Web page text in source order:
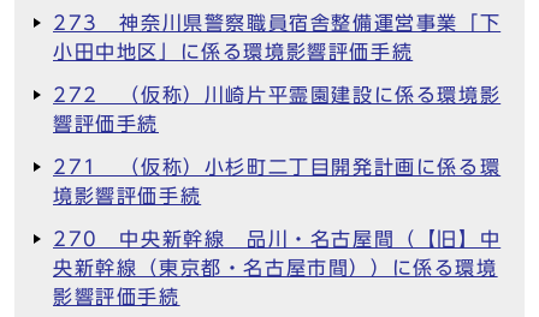
273 神奈川県警察職員宿舎整備運営事業「下
小田中地区」に係る環境影響評価手続
272 （仮称）川崎片平霊園建設に係る環境影
響評価手続
271 （仮称）小杉町二丁目開発計画に係る環
境影響評価手続
270 中央新幹線 品川・名古屋間（【旧】中
央新幹線（東京都・名古屋市間））に係る環境
影響評価手続